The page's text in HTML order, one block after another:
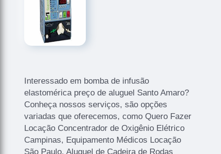
Interessado em bomba de infusão
elastomérica preço de aluguel Santo Amaro?
Conheça nossos serviços, são opções
variadas que oferecemos, como Quero Fazer
Locação Concentrador de Oxigênio Elétrico
Campinas, Equipamento Médicos Locação
São Paulo, Aluguel de Cadeira de Rodas